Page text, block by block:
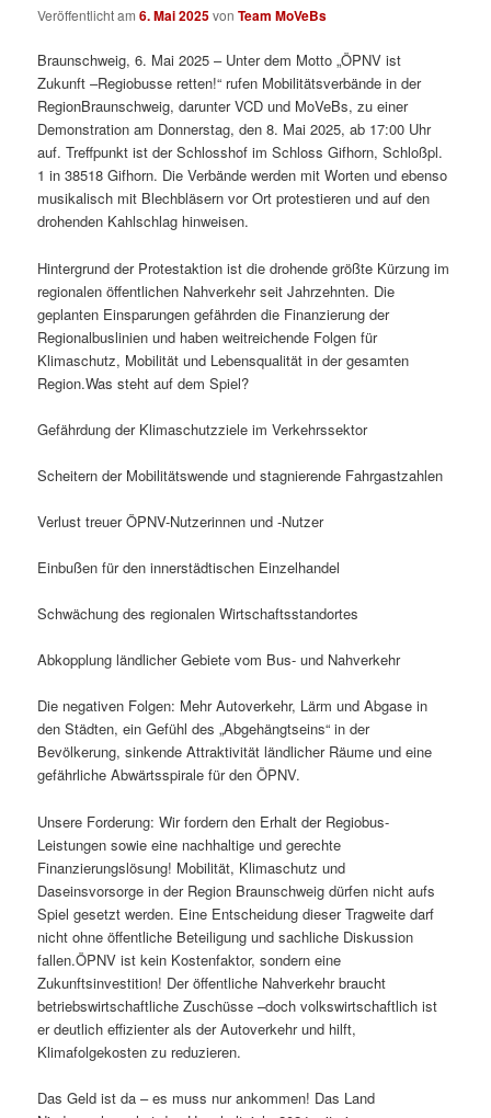
Veröffentlicht am6. Mai 2025vonTeam MoVeBs
Braunschweig, 6. Mai 2025 – Unter dem Motto „ÖPNV ist
Zukunft –Regiobusse retten!“ rufen Mobilitätsverbände in der
RegionBraunschweig, darunter VCD und MoVeBs, zu einer
Demonstration am Donnerstag, den 8. Mai 2025, ab 17:00 Uhr
auf. Treffpunkt ist der Schlosshof im Schloss Gifhorn, Schloßpl.
1 in 38518 Gifhorn. Die Verbände werden mit Worten und ebenso
musikalisch mit Blechbläsern vor Ort protestieren und auf den
drohenden Kahlschlag hinweisen.
Hintergrund der Protestaktion ist die drohende größte Kürzung im
regionalen öffentlichen Nahverkehr seit Jahrzehnten. Die
geplanten Einsparungen gefährden die Finanzierung der
Regionalbuslinien und haben weitreichende Folgen für
Klimaschutz, Mobilität und Lebensqualität in der gesamten
Region.Was steht auf dem Spiel?
Gefährdung der Klimaschutzziele im Verkehrssektor
Scheitern der Mobilitätswende und stagnierende Fahrgastzahlen
Verlust treuer ÖPNV-Nutzerinnen und -Nutzer
Einbußen für den innerstädtischen Einzelhandel
Schwächung des regionalen Wirtschaftsstandortes
Abkopplung ländlicher Gebiete vom Bus- und Nahverkehr
Die negativen Folgen: Mehr Autoverkehr, Lärm und Abgase in
den Städten, ein Gefühl des „Abgehängtseins“ in der
Bevölkerung, sinkende Attraktivität ländlicher Räume und eine
gefährliche Abwärtsspirale für den ÖPNV.
Unsere Forderung: Wir fordern den Erhalt der Regiobus-
Leistungen sowie eine nachhaltige und gerechte
Finanzierungslösung! Mobilität, Klimaschutz und
Daseinsvorsorge in der Region Braunschweig dürfen nicht aufs
Spiel gesetzt werden. Eine Entscheidung dieser Tragweite darf
nicht ohne öffentliche Beteiligung und sachliche Diskussion
fallen.ÖPNV ist kein Kostenfaktor, sondern eine
Zukunftsinvestition! Der öffentliche Nahverkehr braucht
betriebswirtschaftliche Zuschüsse –doch volkswirtschaftlich ist
er deutlich effizienter als der Autoverkehr und hilft,
Klimafolgekosten zu reduzieren.
Das Geld ist da – es muss nur ankommen! Das Land